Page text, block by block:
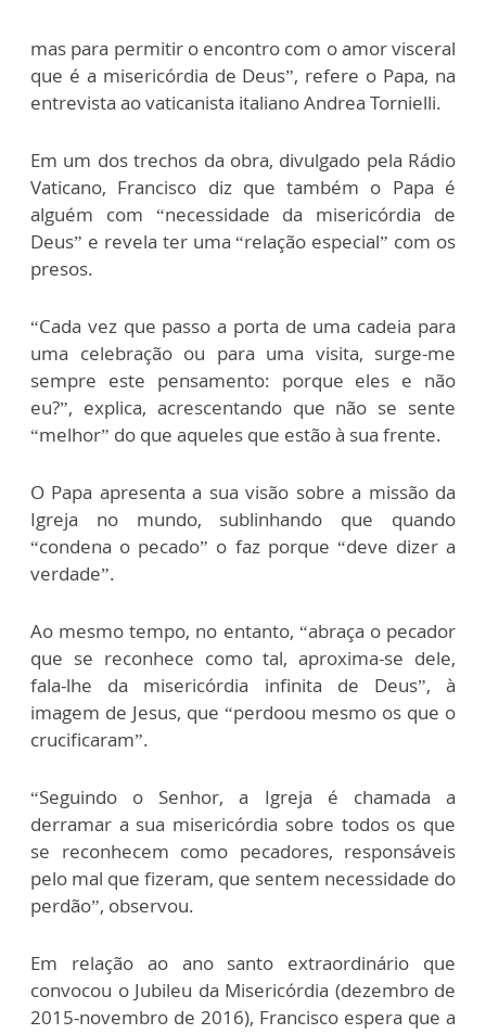
mas para permitir o encontro com o amor visceral
que é a misericórdia de Deus”, refere o Papa, na
entrevista ao vaticanista italiano Andrea Tornielli.
Em um dos trechos da obra, divulgado pela Rádio
Vaticano, Francisco diz que também o Papa é
alguém com “necessidade da misericórdia de
Deus” e revela ter uma “relação especial” com os
presos.
“Cada vez que passo a porta de uma cadeia para
uma celebração ou para uma visita, surge-me
sempre este pensamento: porque eles e não
eu?”, explica, acrescentando que não se sente
“melhor” do que aqueles que estão à sua frente.
O Papa apresenta a sua visão sobre a missão da
Igreja no mundo, sublinhando que quando
“condena o pecado” o faz porque “deve dizer a
verdade”.
Ao mesmo tempo, no entanto, “abraça o pecador
que se reconhece como tal, aproxima-se dele,
fala-lhe da misericórdia infinita de Deus”, à
imagem de Jesus, que “perdoou mesmo os que o
crucificaram”.
“Seguindo o Senhor, a Igreja é chamada a
derramar a sua misericórdia sobre todos os que
se reconhecem como pecadores, responsáveis
pelo mal que fizeram, que sentem necessidade do
perdão”, observou.
Em relação ao ano santo extraordinário que
convocou o Jubileu da Misericórdia (dezembro de
2015-novembro de 2016), Francisco espera que a